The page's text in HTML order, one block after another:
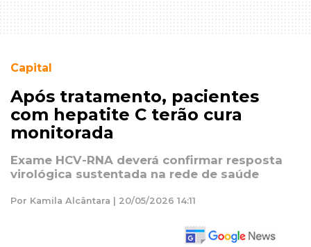
Capital
Após tratamento, pacientes
com hepatite C terão cura
monitorada
Exame HCV-RNA deverá confirmar resposta
virológica sustentada na rede de saúde
Por Kamila Alcântara | 20/05/2026 14:11